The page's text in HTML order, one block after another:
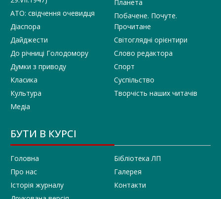
АТО: свідчення очевидця
Діаспора
Дайджести
До річниці Голодомору
Думки з приводу
Класика
Культура
Медіа
Планета
Побачене. Почуте.
Прочитане
Світоглядні орієнтири
Слово редактора
Спорт
Суспільство
Творчість наших читачів
БУТИ В КУРСІ
Головна
Про нас
Історія журналу
Бібліотека ЛП
Галерея
Контакти